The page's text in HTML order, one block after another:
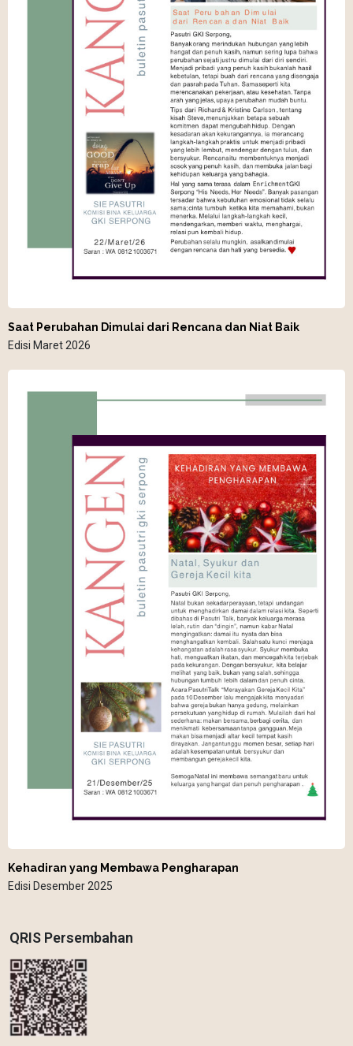
Saat Perubahan Dimulai dari Rencana dan Niat Baik
Edisi Maret 2026
Kehadiran yang Membawa Pengharapan
Edisi Desember 2025
QRIS Persembahan